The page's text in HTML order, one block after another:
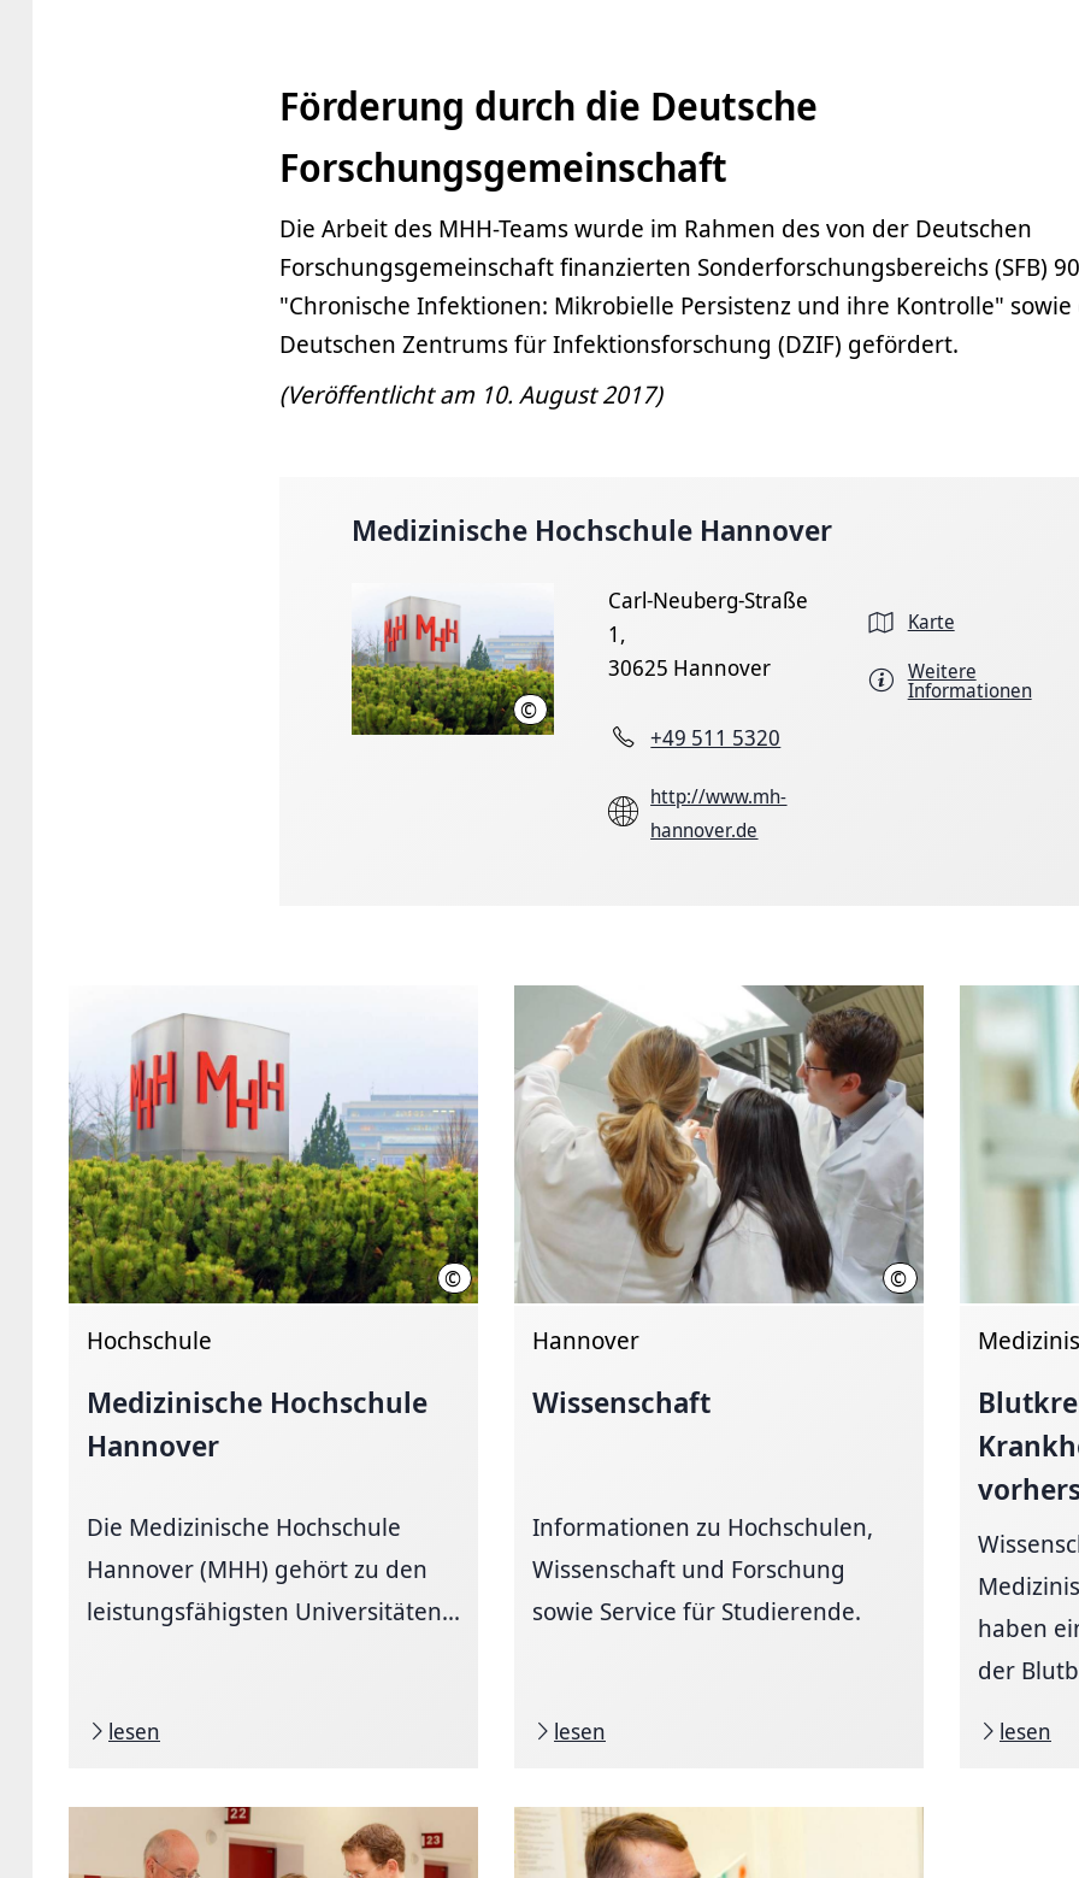
Förderung durch die Deutsche
Forschungsgemeinschaft
Die Arbeit des MHH-Teams wurde im Rahmen des von der Deutschen
Forschungsgemeinschaft finanzierten Sonderforschungsbereichs (SFB)
"Chronische Infektionen: Mikrobielle Persistenz und ihre Kontrolle" sowie
Deutschen Zentrums für Infektionsforschung (DZIF) gefördert.
(Veröffentlicht am 10. August 2017)
Medizinische Hochschule Hannover
© Karin Kaiser/MHH
Carl-Neuberg-Straße
1,
30625 Hannover
+49 511 5320
http://www.mh-
hannover.de
Karte
Weitere
Informationen
© Karin Kaiser/MHH
Hochschule
Medizinische Hochschule
Hannover
Die Medizinische Hochschule
Hannover (MHH) gehört zu den
leistungsfähigsten Universitäten...
lesen
© Initiative Wissenschaft
Hannover
Wissenschaft
Informationen zu Hochschulen,
Wissenschaft und Forschung
sowie Service für Studierende.
lesen
haben
der
lesen